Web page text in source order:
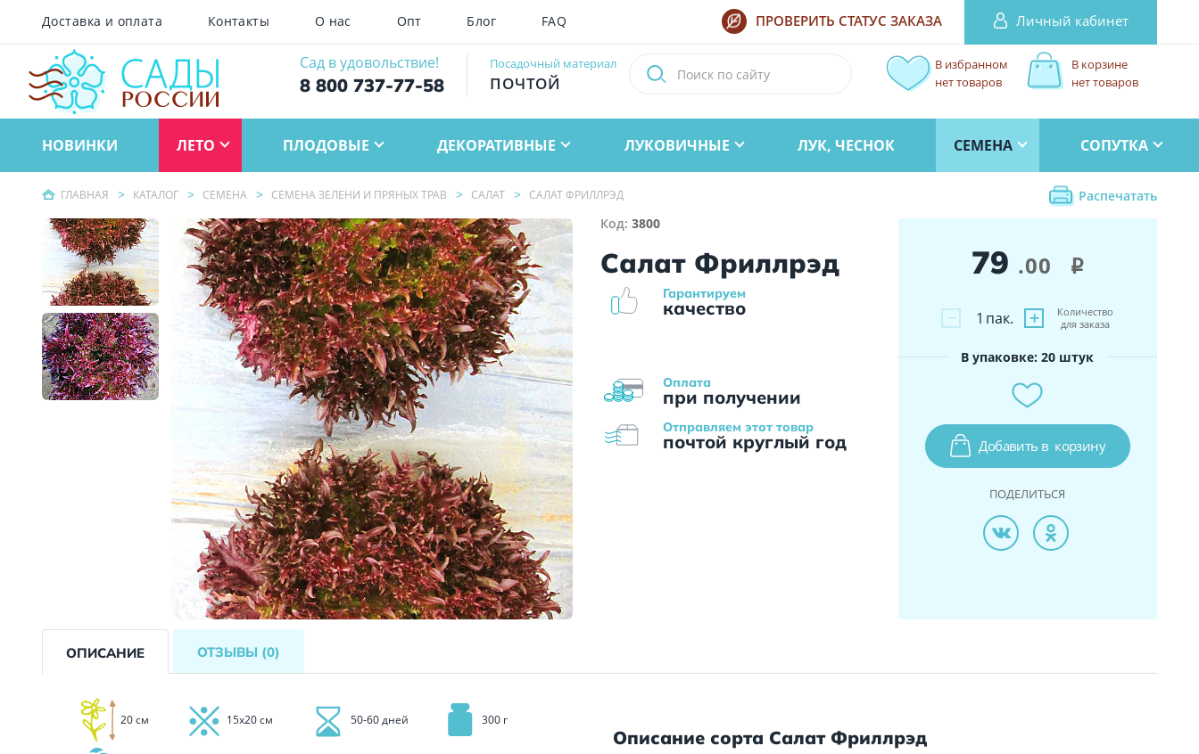
Доставка и оплата Контакты О нас Опт Блог FAQ ПРОВЕРИТЬ СТАТУС ЗАКАЗА Личный кабинет
Сад в удовольствие!
8 800 737-77-58
Посадочный материал
ПОЧТОЙ
В корзине
нет товаров
В избранном
нет товаров
НОВИНКИ ЛЕТО ПЛОДОВЫЕ ДЕКОРАТИВНЫЕ ЛУКОВИЧНЫЕ ЛУК, ЧЕСНОК СЕМЕНА СОПУТКА
ГЛАВНАЯ КАТАЛОГ СЕМЕНА СЕМЕНА ЗЕЛЕНИ И ПРЯНЫХ ТРАВ САЛАТ САЛАТ ФРИЛЛРЭД
Распечатать
Код: 3800
Салат Фриллрэд
Оплата
при получении
Гарантируем
качество
Отправляем этот товар
почтой круглый год
79 .00 i
− +
1 пак.
Количество
для заказа
В упаковке: 20 штук
Добавить в корзину
ПОДЕЛИТЬСЯ
ОПИСАНИЕ ОТЗЫВЫ (0)
20 см 15х20 см 50-60 дней 300 г
Описание сорта Салат Фриллрэд